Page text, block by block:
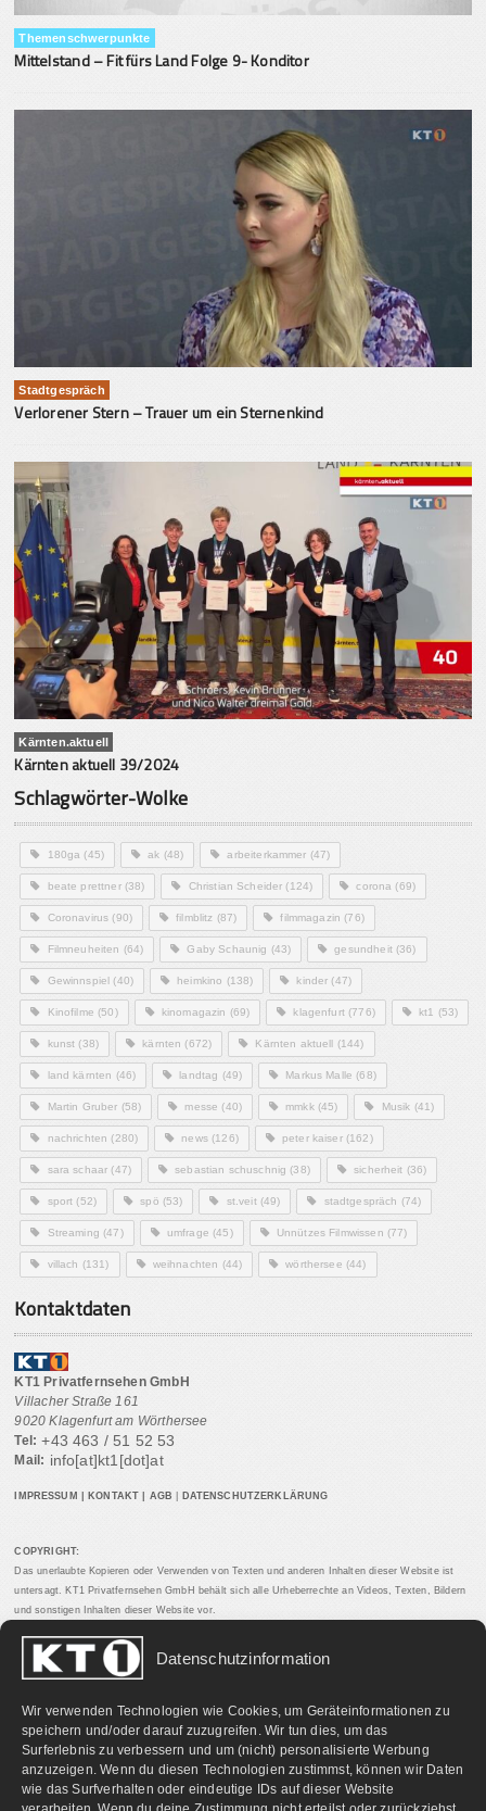
Datenschutzinformation
Wir verwenden Technologien wie Cookies, um Geräteinformationen zu
speichern und/oder darauf zuzugreifen. Wir tun dies, um das
Surferlebnis zu verbessern und um (nicht) personalisierte Werbung
anzuzeigen. Wenn du diesen Technologien zustimmst, können wir Daten
wie das Surfverhalten oder eindeutige IDs auf dieser Website
Themenschwerpunkte
Mittelstand – Fit fürs Land Folge 9- Konditor
Stadtgespräch
Verlorener Stern – Trauer um ein Sternenkind
Kärnten.aktuell
Kärnten aktuell 39/2024
Schlagwörter-Wolke
180ga (45) ak (48) arbeiterkammer (47)
beate prettner(38) Christian Scheider (124) corona (69)
Coronavirus (90) filmblitz (87) filmmagazin (76)
Filmneuheiten (64) Gaby Schaunig (43) gesundheit(36)
Gewinnspiel (40) heimkino (138) kinder (47)
Kinofilme (50) kinomagazin (69) klagenfurt(776) kt1 (53)
kunst (38) kärnten (672) Kärnten aktuell (144)
land kärnten (46) landtag (49) Markus Malle (68)
Martin Gruber (58) messe (40) mmkk(45) Musik (41)
nachrichten (280) news(126) peter kaiser(162)
sara schaar (47) sebastian schuschnig (38) sicherheit (36)
sport (52) spö (53) st.veit(49) stadtgespräch (74)
Streaming (47) umfrage (45) Unnützes Filmwissen (77)
villach (131) weihnachten (44) wörthersee (44)
Kontaktdaten
KT1 Privatfernsehen GmbH
Villacher Straße 161
9020 Klagenfurt am Wörthersee
Tel: +43 463 / 51 52 53
Mail: info[at]kt1[dot]at
IMPRESSUM KONTAKT AGB DATENSCHUTZERKLÄRUNG
COPYRIGHT:
Das unerlaubte Kopieren oder Verwenden von Texten und anderen Inhalten dieser Website ist
untersagt. KT1 Privatfernsehen GmbH behält sich alle Urheberrechte an Videos, Texten, Bildern
und sonstigen Inhalten dieser Website vor.
PARTNERLINKS: